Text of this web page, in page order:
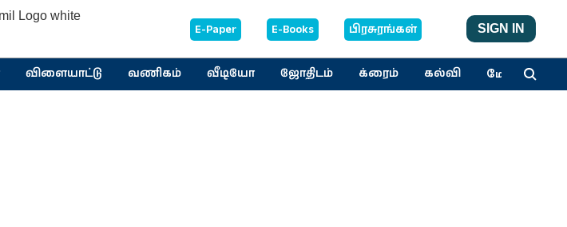
E-Paper E-Books பிரசுரங்கள் SIGN IN
விளையாட்டு வணிகம் வீடியோ ஜோதிடம் க்ரைம் கல்வி மேலும்